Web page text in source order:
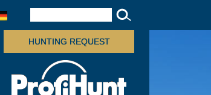
HUNTING REQUEST